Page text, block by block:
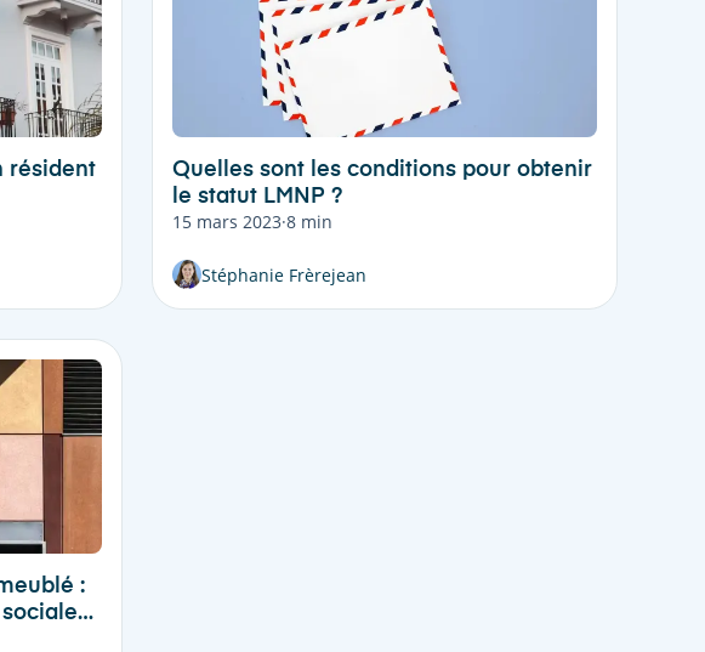
résident
Quelles sont les conditions pour obtenir
le statut LMNP ?
15 mars 2023·8 min
Stéphanie Frèrejean
: